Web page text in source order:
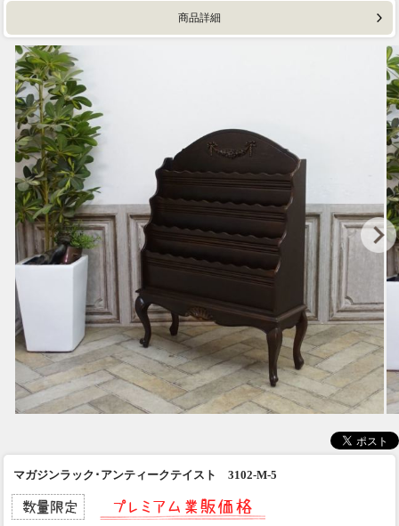
商品詳細
マガジンラック･アンティークテイスト 3102-M-5